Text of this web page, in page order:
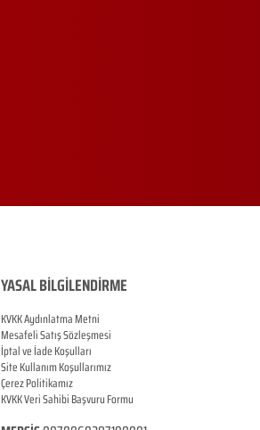
YASAL BİLGİLENDİRME
KVKK Aydınlatma Metni
Mesafeli Satış Sözleşmesi
İptal ve İade Koşulları
Site Kullanım Koşullarımız
Çerez Politikamız
KVKK Veri Sahibi Başvuru Formu